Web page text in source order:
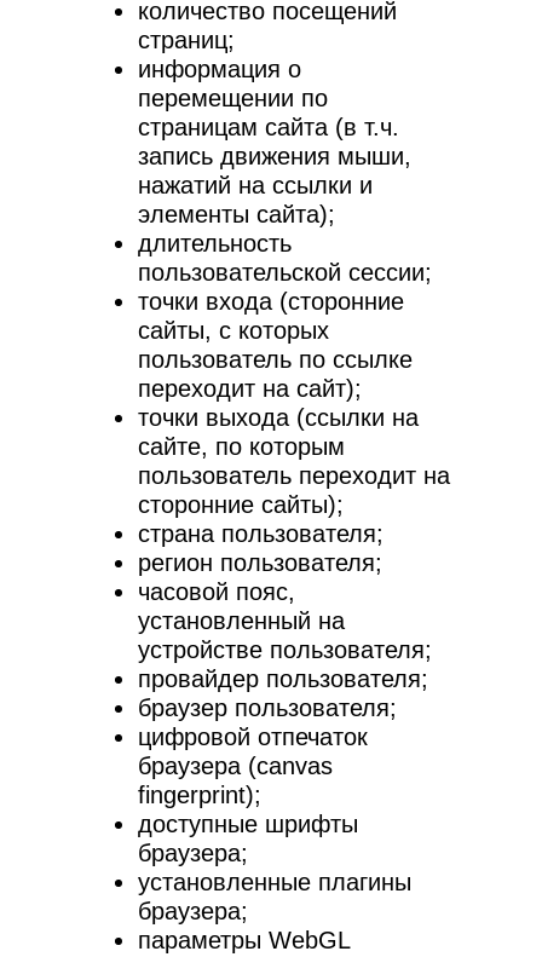
количество посещений
страниц;
информация о
перемещении по
страницам сайта (в т.ч.
запись движения мыши,
нажатий на ссылки и
элементы сайта);
длительность
пользовательской сессии;
точки входа (сторонние
сайты, с которых
пользователь по ссылке
переходит на сайт);
точки выхода (ссылки на
сайте, по которым
пользователь переходит на
сторонние сайты);
страна пользователя;
регион пользователя;
часовой пояс,
установленный на
устройстве пользователя;
провайдер пользователя;
браузер пользователя;
цифровой отпечаток
браузера (canvas
fingerprint);
доступные шрифты
браузера;
установленные плагины
браузера;
параметры WebGL